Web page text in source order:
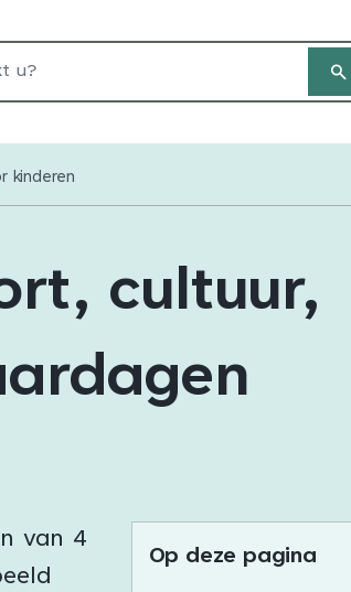
u?
kinderen
cultuur,
van 4
Op deze pagina